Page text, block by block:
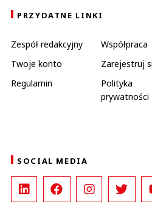
PRZYDATNE LINKI
Zespół redakcyjny Współpraca
Twoje konto
Zarejestruj
Regulamin
Polityka
prywatności
SOCIAL MEDIA